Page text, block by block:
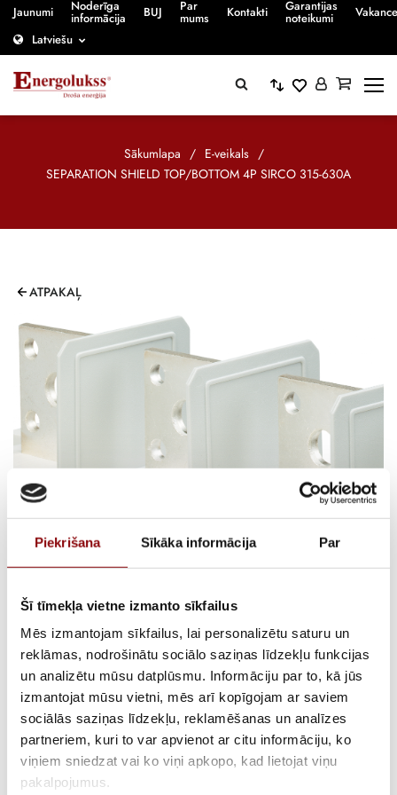
Piekrišana Sīkāka informācija Par
Šī tīmekļa vietne izmanto sīkfailus
Mēs izmantojam sīkfailus, lai personalizētu saturu un
reklāmas, nodrošinātu sociālo saziņas līdzekļu funkcijas
un analizētu mūsu datplūsmu. Informāciju par to, kā jūs
izmantojat mūsu vietni, mēs arī kopīgojam ar saviem
sociālās saziņas līdzekļu, reklamēšanas un analīzes
partneriem, kuri to var apvienot ar citu informāciju, ko
viņiem sniedzat vai ko viņi apkopo, kad lietojat viņu
pakalpojumus.
Jaunumi Noderīga
informācija BUJ Par
mums Kontakti Garantijas
noteikumi
Latviešu
Sākumlapa / E-veikals /
SEPARATION SHIELD TOP/BOTTOM 4P SIRCO 315-630A
ATPAKAĻ
SEPARATION SHIELD
TOP/BOTTOM 4P SIRCO
315-630A
ATLIKUMS Pieejams pēc pasūtījuma